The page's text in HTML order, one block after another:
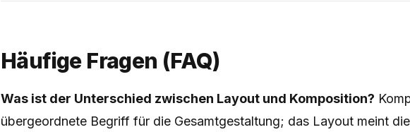
Häufige Fragen (FAQ)
Was ist der Unterschied zwischen Layout und Komposition?
übergeordnete Begriff für die Gesamtgestaltung; das Layout meint